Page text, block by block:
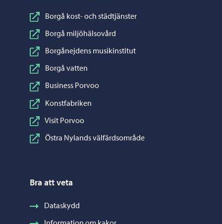
Borgå kost- och städtjänster
Borgå miljöhälsovård
Borgånejdens musikinstitut
Borgå vatten
Business Porvoo
Konstfabriken
Visit Porvoo
Östra Nylands välfärdsområde
Bra att veta
Dataskydd